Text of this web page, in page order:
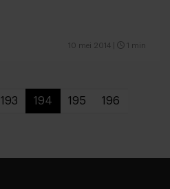
10 mei 2014 1 min
193 194 195 196